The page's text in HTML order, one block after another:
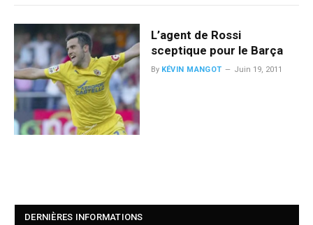
L’agent de Rossi
sceptique pour le Barça
By KÉVIN MANGOT Juin 19, 2011
DERNIÈRES INFORMATIONS